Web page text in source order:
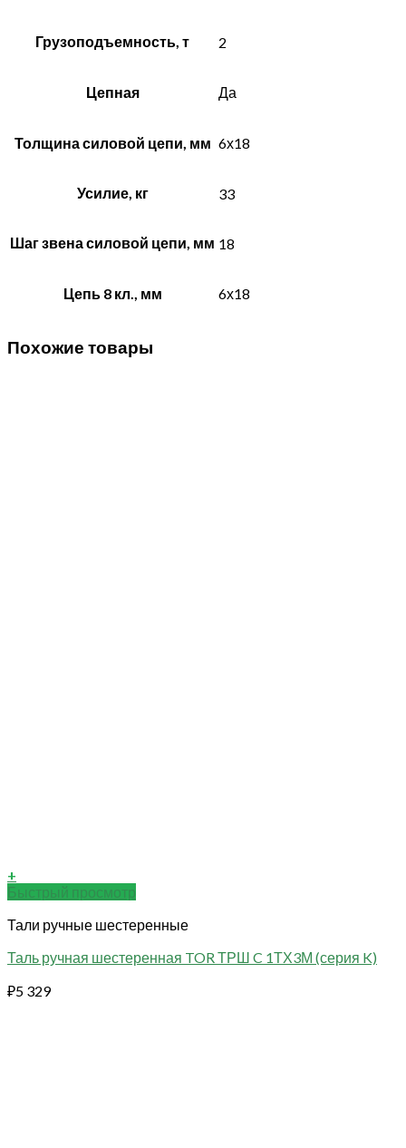
Грузоподъемность, т 2
Цепная Да
Толщина силовой цепи, мм 6х18
Усилие, кг 33
Шаг звена силовой цепи, мм 18
Цепь 8 кл., мм 6х18
Похожие товары
+
Быстрый просмотр
Тали ручные шестеренные
Таль ручная шестеренная TOR ТРШ C 1ТХ3М (серия K)
₽5 329